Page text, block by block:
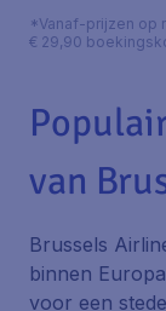
*Vanaf-prijzen op
€ 29,90
van
Brussels
binnen
voor een